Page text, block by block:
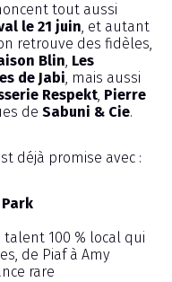
tout aussi
le 21 juin, et autant
retrouve des fidèles,
Blin, Les
de Jabi, mais aussi
Respekt, Pierre
de Sabuni & Cie.
déjà promise avec :
talent 100 % local qui
de Piaf à Amy
rare